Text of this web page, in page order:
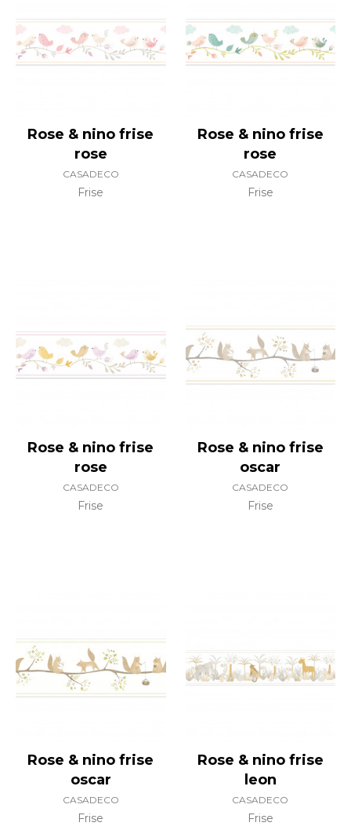
Rose & nino frise
rose
CASADECO
Frise
Rose & nino frise
rose
CASADECO
Frise
Rose & nino frise
rose
CASADECO
Frise
Rose & nino frise
oscar
CASADECO
Frise
Rose & nino frise
oscar
CASADECO
Frise
Rose & nino frise
leon
CASADECO
Frise